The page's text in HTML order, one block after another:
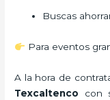
Buscas
Para eventos
A la hora de
Texcaltenco con